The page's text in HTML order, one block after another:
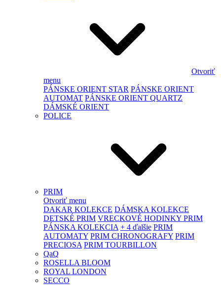
Otvoriť
menu
PÁNSKE ORIENT STAR PÁNSKE ORIENT
AUTOMAT PÁNSKE ORIENT QUARTZ
DÁMSKÉ ORIENT
POLICE
PRIM
Otvoriť menu
DAKAR KOLEKCE DÁMSKA KOLEKCE
DETSKÉ PRIM VRECKOVÉ HODINKY PRIM
PÁNSKA KOLEKCIA + 4 ďalšie PRIM
AUTOMATY PRIM CHRONOGRAFY PRIM
PRECIOSA PRIM TOURBILLON
QaQ
ROSELLA BLOOM
ROYAL LONDON
SECCO